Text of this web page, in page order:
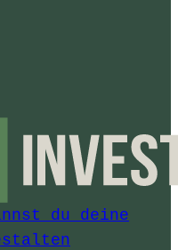
du deine